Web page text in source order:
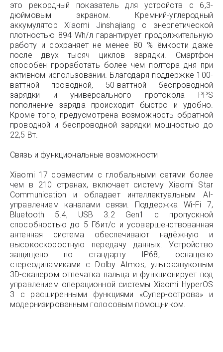
это рекордный показатель для устройств с 6,3-
дюймовым экраном. Кремний-углеродный
аккумулятор Xiaomi Jinshajiang с энергетической
плотностью 894 Wh/л гарантирует продолжительную
работу и сохраняет не менее 80 % ёмкости даже
после двух тысяч циклов зарядки. Смартфон
способен проработать более чем полтора дня при
активном использовании. Благодаря поддержке 100-
ваттной проводной, 50-ваттной беспроводной
зарядки и универсального протокола PPS
пополнение заряда происходит быстро и удобно.
Кроме того, предусмотрена возможность обратной
проводной и беспроводной зарядки мощностью до
22,5 Вт.
Связь и функциональные возможности
Xiaomi 17 совместим с глобальными сетями более
чем в 210 странах, включает систему Xiaomi Star
Communication и обладает интеллектуальным AI-
управлением каналами связи. Поддержка Wi-Fi 7,
Bluetooth 5.4, USB 3.2 Gen1 с пропускной
способностью до 5 Гбит/с и усовершенствованная
антенная система обеспечивают надёжную и
высокоскоростную передачу данных. Устройство
защищено по стандарту IP68, оснащено
стереодинамиками с Dolby Atmos, ультразвуковым
3D-сканером отпечатка пальца и функционирует под
управлением операционной системы Xiaomi HyperOS
3 с расширенными функциями «Супер-острова» и
модернизированным голосовым помощником.